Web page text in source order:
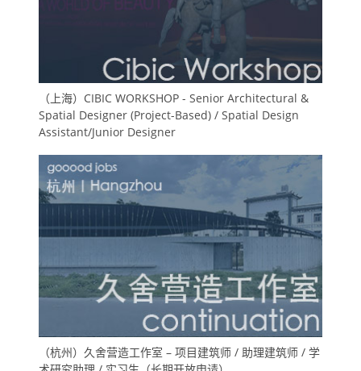
（上海）CIBIC WORKSHOP - Senior Architectural &
Spatial Designer (Project-Based) / Spatial Design
Assistant/Junior Designer
（杭州）久舍营造工作室 – 项目建筑师 / 助理建筑师 / 学